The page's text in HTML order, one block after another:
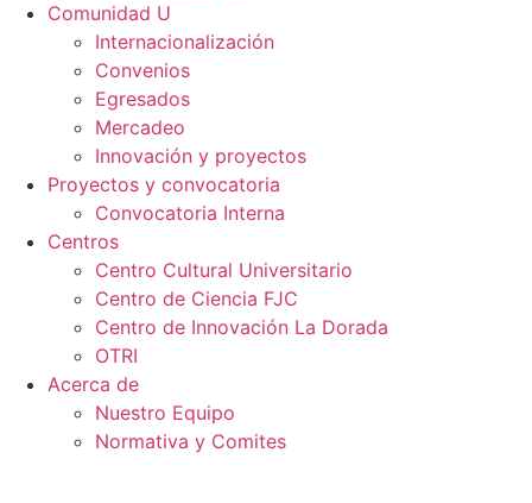
Comunidad U
Internacionalización
Convenios
Egresados
Mercadeo
Innovación y proyectos
Proyectos y convocatoria
Convocatoria Interna
Centros
Centro Cultural Universitario
Centro de Ciencia FJC
Centro de Innovación La Dorada
OTRI
Acerca de
Nuestro Equipo
Normativa y Comites